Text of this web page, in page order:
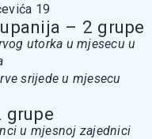
19
– 2 grupe
utorka u mjesecu u
srijede u mjesecu
grupe
u mjesnoj zajednici